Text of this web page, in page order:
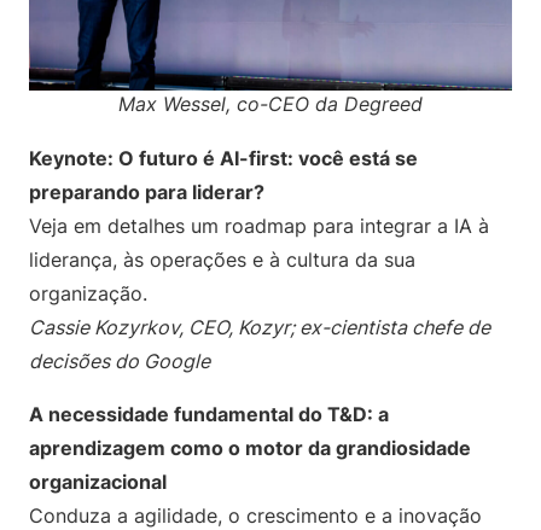
Max Wessel, co-CEO da Degreed
Keynote: O futuro é AI-first: você está se
preparando para liderar?
Veja em detalhes um roadmap para integrar a IA à
liderança, às operações e à cultura da sua
organização.
Cassie Kozyrkov, CEO, Kozyr; ex-cientista chefe de
decisões do Google
A necessidade fundamental do T&D: a
aprendizagem como o motor da grandiosidade
organizacional
Conduza a agilidade, o crescimento e a inovação